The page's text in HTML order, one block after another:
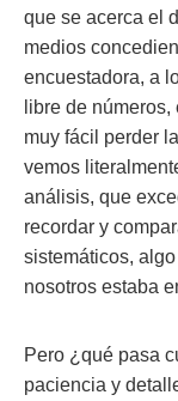
que se acerca el
medios
encuestadora, a
libre de
muy fácil perder
vemos
análisis, que
recordar y
sistemáticos,
nosotros estaba
Pero ¿qué pasa
paciencia y